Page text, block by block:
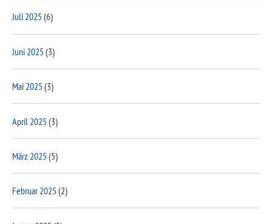
Juli 2025 (6)
Juni 2025 (3)
Mai 2025 (3)
April 2025 (3)
März 2025 (5)
Februar 2025 (2)